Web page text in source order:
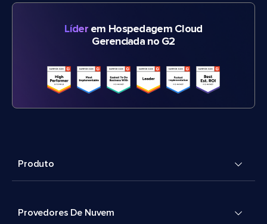
Líderem Hospedagem Cloud
Gerenciada no G2
Produto
Provedores De Nuvem